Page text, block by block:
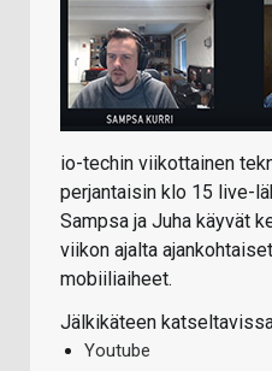
io-techin viikottainen
perjantaisin klo 15 live-
Sampsa ja Juha käyvät
viikon ajalta
mobiiliaiheet.
Jälkikäteen
Youtube